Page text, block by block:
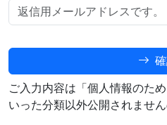
ご入力内容は「個人情報のた
いった分類以外公開されませ